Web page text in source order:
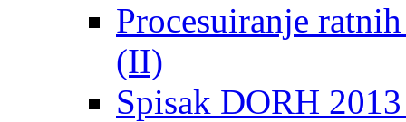
Procesuiranje
(II)
Spisak DORH